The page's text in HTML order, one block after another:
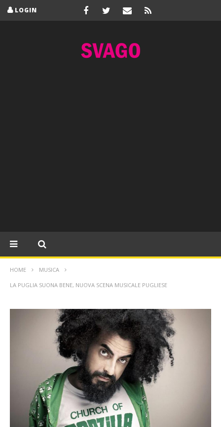
LOGIN
HOME MUSICA
LA PUGLIA SUONA BENE, NUOVA SCENA MUSICALE PUGLIESE